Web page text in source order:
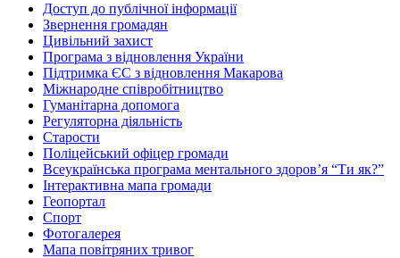
Доступ до публічної інформації
Звернення громадян
Цивільний захист
Програма з відновлення України
Підтримка ЄС з відновлення Макарова
Міжнародне співробітництво
Гуманітарна допомога
Регуляторна діяльність
Старости
Поліцейський офіцер громади
Всеукраїнська програма ментального здоров’я “Ти як?”
Інтерактивна мапа громади
Геопортал
Спорт
Фотогалерея
Мапа повітряних тривог